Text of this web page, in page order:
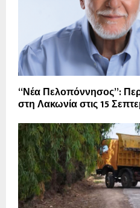
“Νέα Πελοπόννησος”:
στη Λακωνία στις 15